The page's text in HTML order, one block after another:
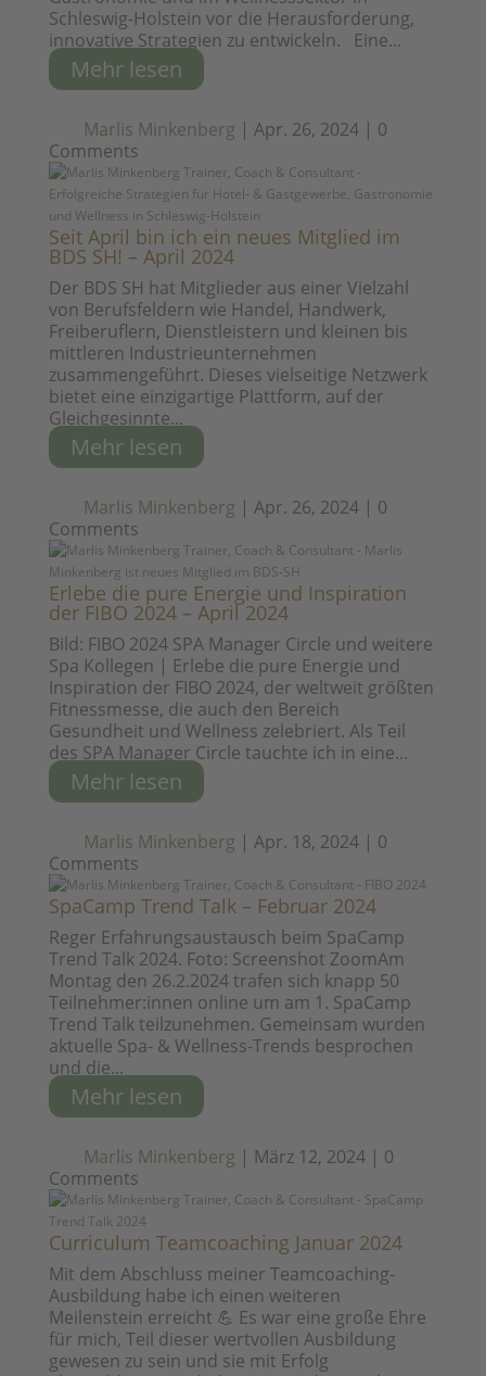
Schleswig-Holstein vor die Herausforderung,
innovative Strategien zu entwickeln. Eine...
Mehr lesen
Marlis Minkenberg | Apr. 26, 2024| 0
Comments
Seit April bin ich ein neues Mitglied im
BDS SH! – April 2024
Der BDS SH hat Mitglieder aus einer Vielzahl
von Berufsfeldern wie Handel, Handwerk,
Freiberuflern, Dienstleistern und kleinen bis
mittleren Industrieunternehmen
zusammengeführt. Dieses vielseitige Netzwerk
bietet eine einzigartige Plattform, auf der
Gleichgesinnte...
Mehr lesen
Marlis Minkenberg | Apr. 26, 2024| 0
Comments
Erlebe die pure Energie und Inspiration
der FIBO 2024 – April 2024
Bild: FIBO 2024 SPA Manager Circle und weitere
Spa Kollegen | Erlebe die pure Energie und
Inspiration der FIBO 2024, der weltweit größten
Fitnessmesse, die auch den Bereich
Gesundheit und Wellness zelebriert. Als Teil
des SPA Manager Circle tauchte ich in eine...
Mehr lesen
Marlis Minkenberg | Apr. 18, 2024| 0
Comments
SpaCamp Trend Talk – Februar 2024
Reger Erfahrungsaustausch beim SpaCamp
Trend Talk 2024. Foto: Screenshot ZoomAm
Montag den 26.2.2024 trafen sich knapp 50
Teilnehmer:innen online um am 1. SpaCamp
Trend Talk teilzunehmen. Gemeinsam wurden
aktuelle Spa- & Wellness-Trends besprochen
und die...
Mehr lesen
Marlis Minkenberg | März 12, 2024| 0
Comments
Curriculum Teamcoaching Januar 2024
Mit dem Abschluss meiner Teamcoaching-
Ausbildung habe ich einen weiteren
Meilenstein erreicht 💪 Es war eine große Ehre
für mich, Teil dieser wertvollen Ausbildung
gewesen zu sein und sie mit Erfolg